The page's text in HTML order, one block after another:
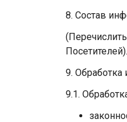
8. Состав
Посетителей).
9. Обработка
9.1.